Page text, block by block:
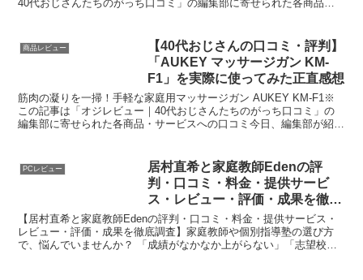
40代おじさんたちのがっち口コミ」の編集部に寄せられた各商品・
商品レビュー
【40代おじさんの口コミ・評判】
「AUKEY マッサージガン KM-
F1」を実際に使ってみた正直感想
筋肉の凝りを一掃！手軽な家庭用マッサージガン AUKEY KM-F1※
この記事は「オジレビュー｜40代おじさんたちのがっち口コミ」の
編集部に寄せられた各商品・サービスへの口コミ今日、編集部が紹介
PCレビュー
居村直希と家庭教師Edenの評
判・口コミ・料金・提供サービ
ス・レビュー・評価・成果を徹底
調査
【居村直希と家庭教師Edenの評判・口コミ・料金・提供サービス・
レビュー・評価・成果を徹底調査】家庭教師や個別指導塾の選び方
で、悩んでいませんか？ 「成績がなかなか上がらない」「志望校合